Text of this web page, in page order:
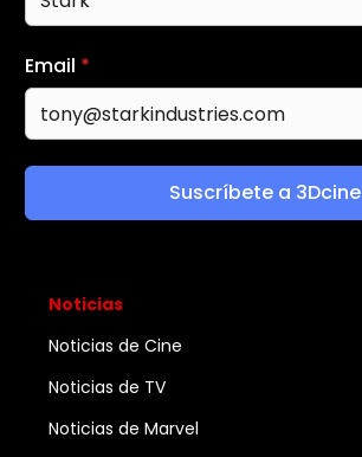
Email *
Suscríbete a 3Dcine
Noticias
Noticias de Cine
Noticias de TV
Noticias de Marvel